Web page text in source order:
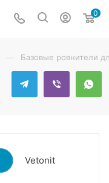
0
— Базовые ровнители
Vetonit